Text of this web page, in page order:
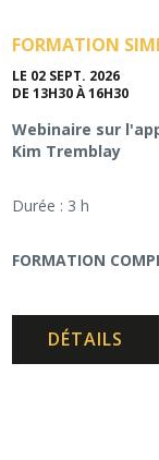
FORMATION
LE 02 SEPT. 2026
DE 13H30 À 16H30
Webinaire sur
Kim Tremblay
Durée : 3 h
FORMATION
DÉTAILS